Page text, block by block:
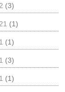
(3)
(1)
(1)
(3)
(1)